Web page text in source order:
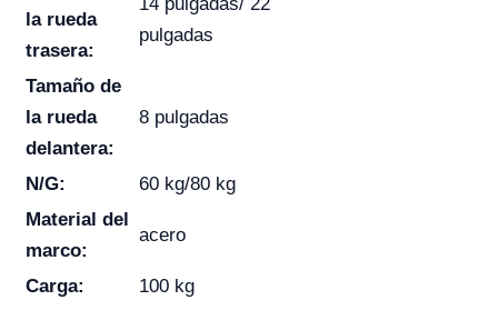
la rueda
trasera:
pulgadas
Tamaño de
la rueda
delantera:
8 pulgadas
N/G:
60 kg/80 kg
Material del
marco:
acero
Carga:
100 kg